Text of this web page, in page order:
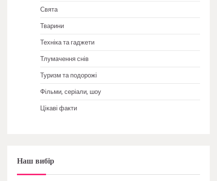
Свята
Тварини
Техніка та гаджети
Тлумачення снів
Туризм та подорожі
Фільми, серіали, шоу
Цікаві факти
Наш вибір